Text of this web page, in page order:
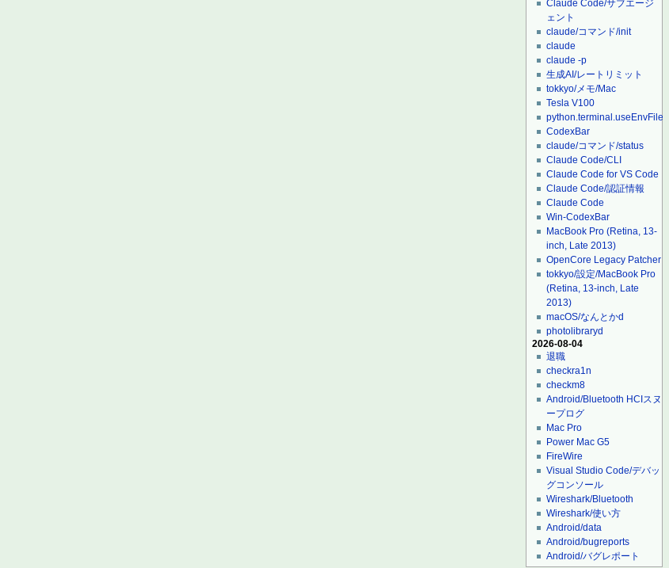
Claude Code/サブエージ
ェント
claude/コマンド/init
claude
claude -p
生成AI/レートリミット
tokkyo/メモ/Mac
Tesla V100
python.terminal.useEnvFile
CodexBar
claude/コマンド/status
Claude Code/CLI
Claude Code for VS Code
Claude Code/認証情報
Claude Code
Win-CodexBar
MacBook Pro (Retina, 13-
inch, Late 2013)
OpenCore Legacy Patcher
tokkyo/設定/MacBook Pro
(Retina, 13-inch, Late
2013)
macOS/なんとかd
photolibraryd
2026-08-04
退職
checkra1n
checkm8
Android/Bluetooth HCIスヌ
ープログ
Mac Pro
Power Mac G5
FireWire
Visual Studio Code/デバッ
グコンソール
Wireshark/Bluetooth
Wireshark/使い方
Android/data
Android/bugreports
Android/バグレポート